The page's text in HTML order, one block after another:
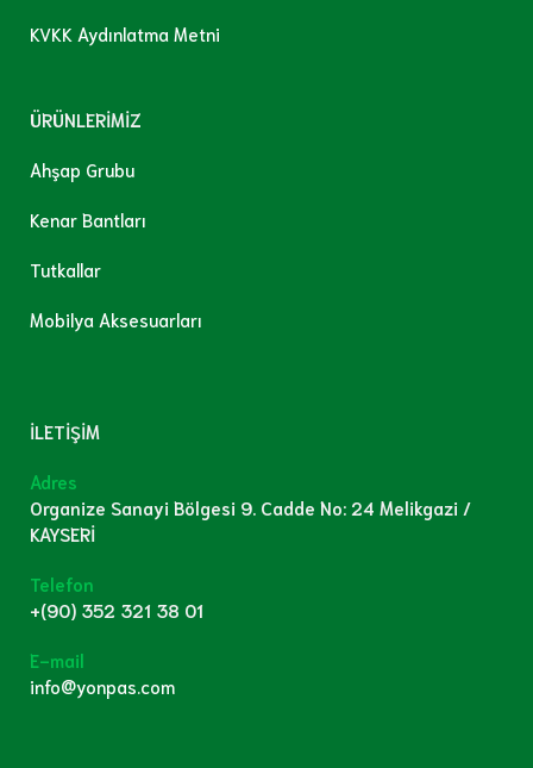
KVKK Aydınlatma Metni
ÜRÜNLERİMİZ
Ahşap Grubu
Kenar Bantları
Tutkallar
Mobilya Aksesuarları
İLETİŞİM
Adres
Organize Sanayi Bölgesi 9. Cadde No: 24 Melikgazi /
KAYSERİ
Telefon
+(90) 352 321 38 01
E-mail
info@yonpas.com